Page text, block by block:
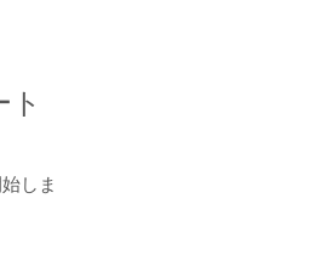
しま